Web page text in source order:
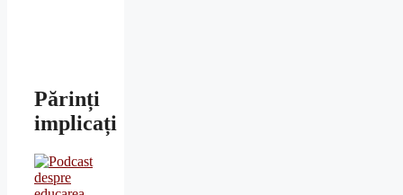
Părinți
implicați